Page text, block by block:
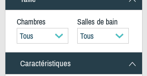
Chambres
Salles de bain
Tous
Tous
Caractéristiques